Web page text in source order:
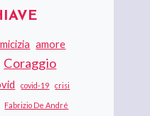
amore
Coraggio
covid-19 crisi
Fabrizio De André